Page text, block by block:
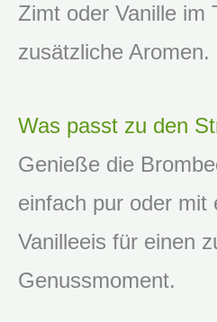
Zimt oder Vanille im
zusätzliche Aromen.
Was passt zu den
Genieße die
einfach pur oder mit
Vanilleeis für einen
Genussmoment.